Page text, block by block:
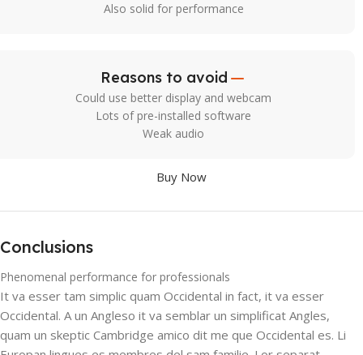
Also solid for performance
Reasons to avoid
Could use better display and webcam
Lots of pre-installed software
Weak audio
Buy Now
Conclusions
Phenomenal performance for professionals
It va esser tam simplic quam Occidental in fact, it va esser
Occidental. A un Angleso it va semblar un simplificat Angles,
quam un skeptic Cambridge amico dit me que Occidental es. Li